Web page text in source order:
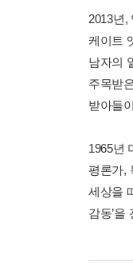
2013년,
케이트
남자의
주목받
받아들
1965년
평론가,
세상을
감동’을